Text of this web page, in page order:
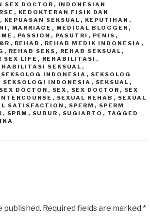
SEX DOCTOR , INDONESIAN
, KEDOKTERAN FISIK DAN
, KEPUASAN SEKSUAL , KEPUTIHAN ,
, MARRIAGE , MEDICAL BLOGGER ,
, PASSION , PASUTRI , PENIS ,
, REHAB , REHAB MEDIK INDONESIA ,
, REHAB SEKS , REHAB SEKSUAL ,
SEX LIFE , REHABILITASI ,
SEKSUAL ,
SEKSOLOG INDONESIA , SEKSOLOG
SEKSOLOGI INDONESIA , SEKSUAL ,
DOCTOR , SEX , SEX DOCTOR , SEX
, SEXUAL REHAB , SEXUAL
SATISFACTION , SPERM , SPERM
, SPRM , SUBUR , SUGIARTO , TAGGED
published. Required fields are marked *